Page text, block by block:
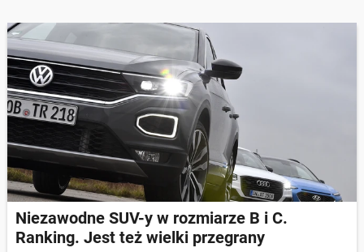
Niezawodne SUV-y w rozmiarze B i C.
Ranking. Jest też wielki przegrany